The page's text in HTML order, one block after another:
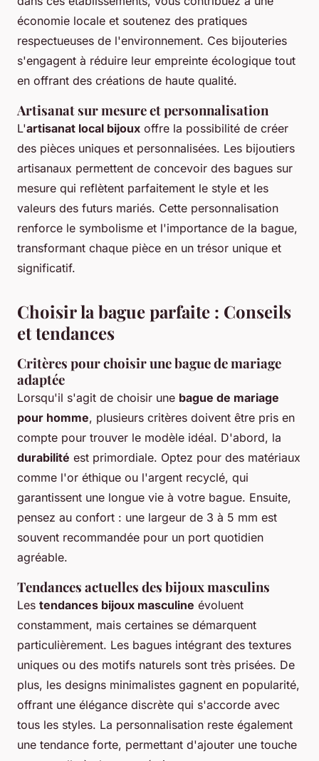
économie locale et soutenez des pratiques
respectueuses de l'environnement. Ces bijouteries
s'engagent à réduire leur empreinte écologique tout
en offrant des créations de haute qualité.
Artisanat sur mesure et personnalisation
L'artisanat local bijoux offre la possibilité de créer
des pièces uniques et personnalisées. Les bijoutiers
artisanaux permettent de concevoir des bagues sur
mesure qui reflètent parfaitement le style et les
valeurs des futurs mariés. Cette personnalisation
renforce le symbolisme et l'importance de la bague,
transformant chaque pièce en un trésor unique et
significatif.
Choisir la bague parfaite : Conseils
et tendances
Critères pour choisir une bague de mariage
adaptée
Lorsqu'il s'agit de choisir une bague de mariage
pour homme, plusieurs critères doivent être pris en
compte pour trouver le modèle idéal. D'abord, la
durabilité est primordiale. Optez pour des matériaux
comme l'or éthique ou l'argent recyclé, qui
garantissent une longue vie à votre bague. Ensuite,
pensez au confort : une largeur de 3 à 5 mm est
souvent recommandée pour un port quotidien
agréable.
Tendances actuelles des bijoux masculins
Les tendances bijoux masculine évoluent
constamment, mais certaines se démarquent
particulièrement. Les bagues intégrant des textures
uniques ou des motifs naturels sont très prisées. De
plus, les designs minimalistes gagnent en popularité,
offrant une élégance discrète qui s'accorde avec
tous les styles. La personnalisation reste également
une tendance forte, permettant d'ajouter une touche